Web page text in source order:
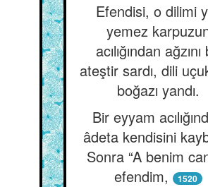
Efendisi, o dilimi
yemez
acılığından
ateştir sardı, dili
boğazı yandı.
Bir eyyam
âdeta kendisini
Sonra “A benim
efendim,
1520